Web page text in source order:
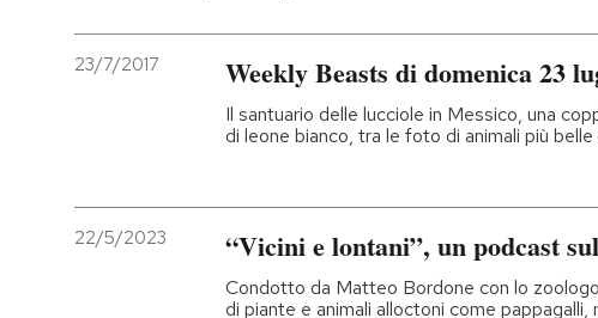
23/7/2017 Weekly Beasts di domenica 23
Il santuario delle lucciole in Messico, una
di leone bianco, tra le foto di animali più
22/5/2023 “Vicini e lontani”, un podcast
Condotto da Matteo Bordone con lo
di piante e animali alloctoni come pappagalli,